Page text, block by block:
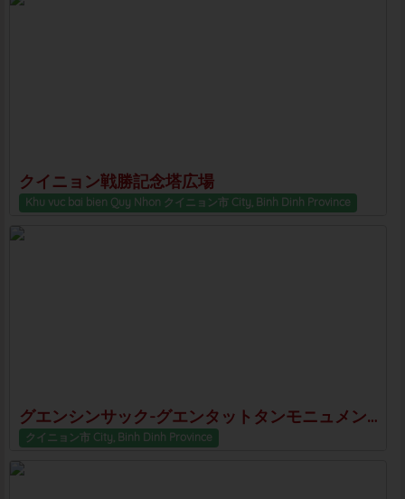
クイニョン戦勝記念塔広場
Khu vuc bai bien Quy Nhon クイニョン市 City, Binh Dinh Province
グエンシンサック-グエンタットタンモニュメント
クイニョン市 City, Binh Dinh Province